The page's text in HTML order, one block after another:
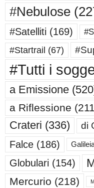
#Nebulose
#Satelliti (169)
#Startrail (67)
#Tutti i
a Emissione
a Riflessione
Crateri (336) di
Falce (186)
Globulari (154)
Mercurio (218)